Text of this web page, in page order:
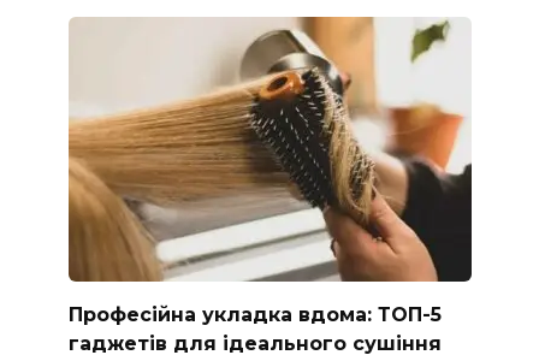
Професійна укладка вдома: ТОП-5
гаджетів для ідеального сушіння